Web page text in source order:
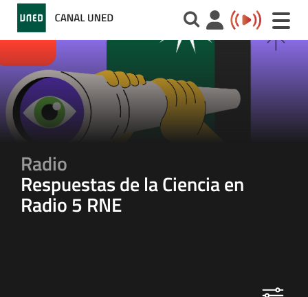
Toggle
Radio
Respuestas de la Ciencia en
Radio 5 RNE